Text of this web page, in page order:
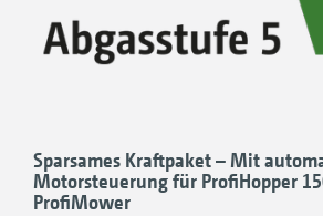
Sparsames Kraftpaket – Mit
Motorsteuerung für ProfiHopper
ProfiMower